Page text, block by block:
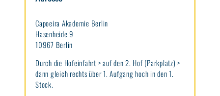
Capoeira Akademie Berlin
Hasenheide 9
10967 Berlin
Durch die Hofeinfahrt > auf den 2. Hof (Parkplatz) >
dann gleich rechts über 1. Aufgang hoch in den 1.
Stock.